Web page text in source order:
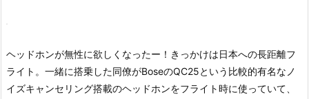
ヘッドホンが無性に欲しくなったー！きっかけは日本への長距離フ
ライト。一緒に搭乗した同僚がBoseのQC25という比較的有名なノ
イズキャンセリング搭載のヘッドホンをフライト時に使っていて、